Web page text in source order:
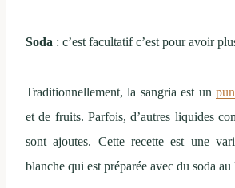
Soda : c’est facultatif c’est pour avoir
Traditionnellement, la sangria est un
et de fruits. Parfois, d’autres liquides
sont ajoutes. Cette recette est une
blanche qui est préparée avec du soda